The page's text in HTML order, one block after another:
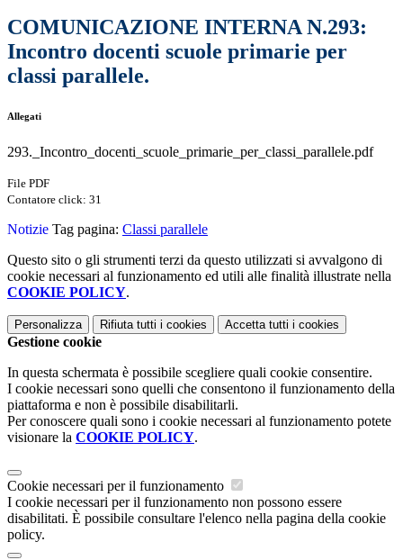
COMUNICAZIONE INTERNA N.293:
Incontro docenti scuole primarie per
classi parallele.
Allegati
293._Incontro_docenti_scuole_primarie_per_classi_parallele.pdf
File PDF
Contatore click: 31
Notizie Tag pagina: Classi parallele
Questo sito o gli strumenti terzi da questo utilizzati si avvalgono di
cookie necessari al funzionamento ed utili alle finalità illustrate nella
COOKIE POLICY.
Personalizza Rifiuta tutti i cookies Accetta tutti i cookies
Gestione cookie
In questa schermata è possibile scegliere quali cookie consentire.
I cookie necessari sono quelli che consentono il funzionamento della
piattaforma e non è possibile disabilitarli.
Per conoscere quali sono i cookie necessari al funzionamento potete
visionare la COOKIE POLICY.
Cookie necessari per il funzionamento
I cookie necessari per il funzionamento non possono essere
disabilitati. È possibile consultare l'elenco nella pagina della cookie
policy.